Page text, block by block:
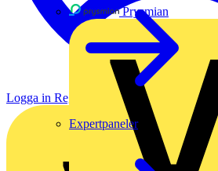
Prysmian
Expertpaneler
Logga in Registrera dig